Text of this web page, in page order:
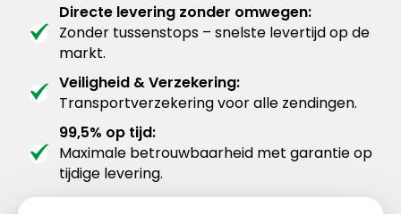
Directe levering zonder omwegen:
Zonder tussenstops – snelste levertijd op de
markt.
Veiligheid & Verzekering:
Transportverzekering voor alle zendingen.
99,5% op tijd:
Maximale betrouwbaarheid met garantie op
tijdige levering.